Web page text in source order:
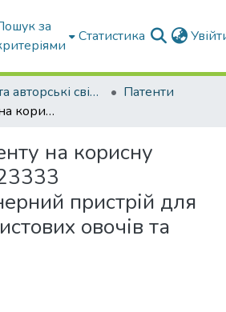
за
Статистика
Патенти та авторські свідоцтва
Патенти
Опис до патенту на корисну модель № 123333 "Мініконтейнерний пристрій для зберігання листових овочів та м'яти"
на корисну
пристрій для
овочів та